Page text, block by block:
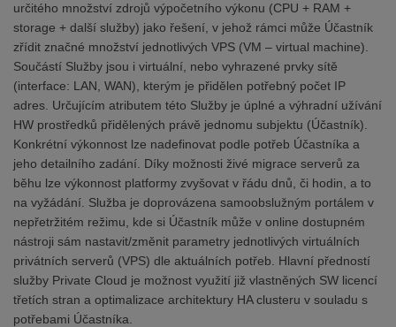
určitého množství zdrojů výpočetního výkonu (CPU + RAM +
storage + další služby) jako řešení, v jehož rámci může Účastník
zřídit značné množství jednotlivých VPS (VM – virtual machine).
Součástí Služby jsou i virtuální, nebo vyhrazené prvky sítě
(interface: LAN, WAN), kterým je přidělen potřebný počet IP
adres. Určujícím atributem této Služby je úplné a výhradní užívání
HW prostředků přidělených právě jednomu subjektu (Účastník).
Konkrétní výkonnost lze nadefinovat podle potřeb Účastníka a
jeho detailního zadání. Díky možnosti živé migrace serverů za
běhu lze výkonnost platformy zvyšovat v řádu dnů, či hodin, a to
na vyžádání. Služba je doprovázena samoobslužným portálem v
nepřetržitém režimu, kde si Účastník může v online dostupném
nástroji sám nastavit/změnit parametry jednotlivých virtuálních
privátních serverů (VPS) dle aktuálních potřeb. Hlavní předností
služby Private Cloud je možnost využití již vlastněných SW licencí
třetích stran a optimalizace architektury HA clusteru v souladu s
potřebami Účastníka.